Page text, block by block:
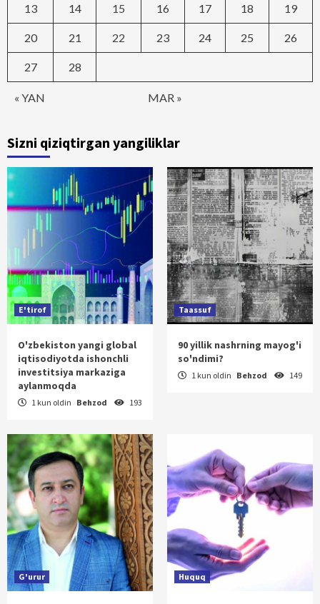
« YAN MAR »
13 14 15 16 17 18 19
20 21 22 23 24 25 26
27 28
Sizni qiziqtirgan yangiliklar
E'tirof
O'zbekiston yangi global
iqtisodiyotda ishonchli
investitsiya markaziga
aylanmoqda
1 kun oldin Behzod 193
Taassuf
90 yillik nashrning mayog'i
so'ndimi?
1 kun oldin Behzod 149
G'urur Huquq